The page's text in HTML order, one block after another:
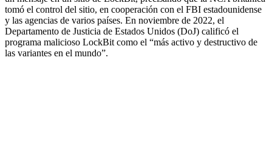
tomó el control del sitio, en cooperación con el FBI estadounidense
y las agencias de varios países. En noviembre de 2022, el
Departamento de Justicia de Estados Unidos (DoJ) calificó el
programa malicioso LockBit como el “más activo y destructivo de
las variantes en el mundo”.